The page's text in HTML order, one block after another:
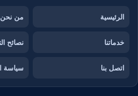
الرئيسية من نحن
خدماتنا نصائح
اتصل بنا سياسة